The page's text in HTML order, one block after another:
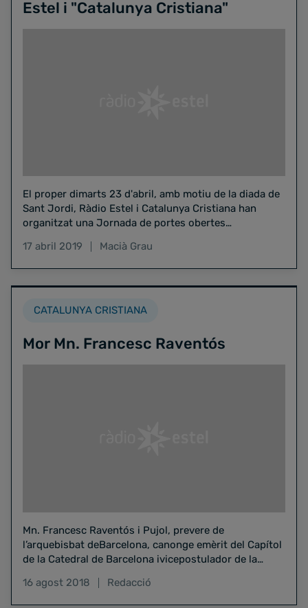
Estel i "Catalunya Cristiana"
El proper dimarts 23 d'abril, amb motiu de la diada de
Sant Jordi, Ràdio Estel i Catalunya Cristiana han
organitzat una Jornada de portes obertes…
17 abril 2019
Macià Grau
CATALUNYA CRISTIANA
Mor Mn. Francesc Raventós
Mn. Francesc Raventós i Pujol, prevere de
l’arquebisbat deBarcelona, canonge emèrit del Capítol
de la Catedral de Barcelona ivicepostulador de la
16 agost 2018 Redacció